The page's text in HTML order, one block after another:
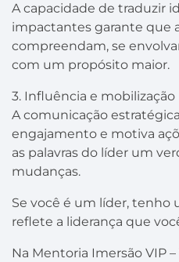
A capacidade de traduzir
impactantes garante que
compreendam, se
com um propósito maior.
3. Influência e mobilização
A comunicação
engajamento e motiva
as palavras do líder um
mudanças.
Se você é um líder, tenho
reflete a liderança que
Na Mentoria Imersão VIP